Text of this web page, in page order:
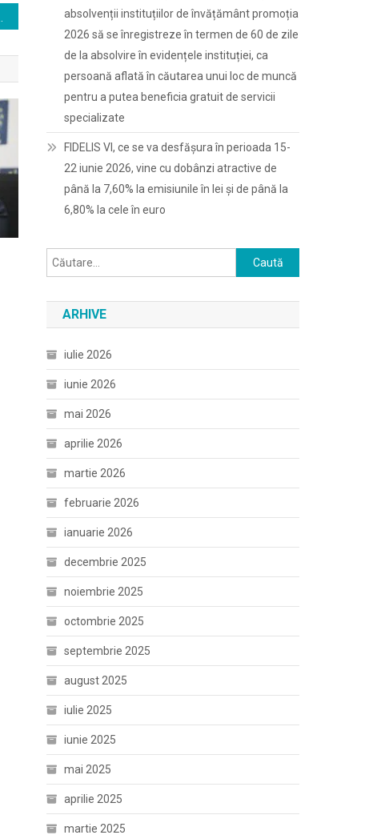
absolvenții instituțiilor de învățământ promoția
2026 să se înregistreze în termen de 60 de zile
de la absolvire în evidențele instituției, ca
persoană aflată în căutarea unui loc de muncă
pentru a putea beneficia gratuit de servicii
specializate
FIDELIS VI, ce se va desfășura în perioada 15-
22 iunie 2026, vine cu dobânzi atractive de
până la 7,60% la emisiunile în lei și de până la
6,80% la cele în euro
Caută
după:
ARHIVE
iulie 2026
iunie 2026
mai 2026
aprilie 2026
martie 2026
februarie 2026
ianuarie 2026
decembrie 2025
noiembrie 2025
octombrie 2025
septembrie 2025
august 2025
iulie 2025
iunie 2025
mai 2025
aprilie 2025
martie 2025